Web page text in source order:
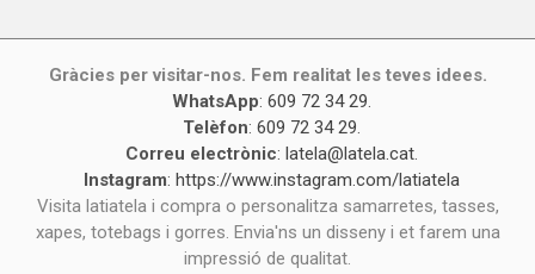
Gràcies per visitar-nos. Fem realitat les teves idees.
WhatsApp: 609 72 34 29.
Telèfon: 609 72 34 29.
Correu electrònic: latela@latela.cat.
Instagram: https://www.instagram.com/latiatela
Visita latiatela i compra o personalitza samarretes, tasses,
xapes, totebags i gorres. Envia'ns un disseny i et farem una
impressió de qualitat.